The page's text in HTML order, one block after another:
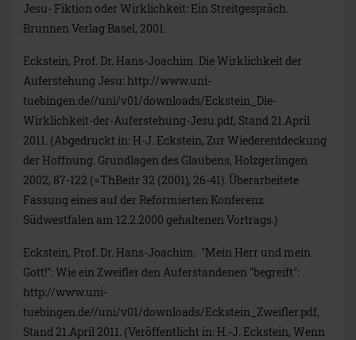
Jesu- Fiktion oder Wirklichkeit: Ein Streitgespräch.
Brunnen Verlag Basel, 2001.
Eckstein, Prof. Dr. Hans-Joachim. Die Wirklichkeit der
Auferstehung Jesu: http://www.uni-
tuebingen.de//uni/v01/downloads/Eckstein_Die-
Wirklichkeit-der-Auferstehung-Jesu.pdf, Stand 21.April
2011. (Abgedruckt in: H-J. Eckstein, Zur Wiederentdeckung
der Hoffnung. Grundlagen des Glaubens, Holzgerlingen
2002, 87-122 (=ThBeitr 32 (2001), 26-41). Überarbeitete
Fassung eines auf der Reformierten Konferenz
Südwestfalen am 12.2.2000 gehaltenen Vortrags.)
Eckstein, Prof. Dr. Hans-Joachim. "Mein Herr und mein
Gott!": Wie ein Zweifler den Auferstandenen "begreift":
http://www.uni-
tuebingen.de//uni/v01/downloads/Eckstein_Zweifler.pdf,
Stand 21.April 2011. (Veröffentlicht in: H.-J. Eckstein, Wenn